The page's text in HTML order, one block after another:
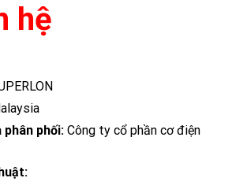
hệ
phân phối:Công ty cổ phần cơ điện